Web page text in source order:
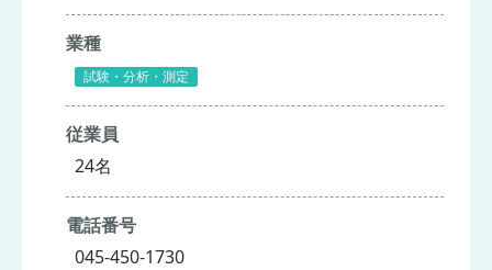
業種
試験・分析・測定
従業員
24名
電話番号
045-450-1730